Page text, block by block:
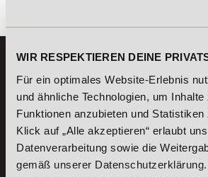
WIR RESPEKTIEREN DEINE
Für ein optimales Website-Erlebnis
und ähnliche Technologien, um Inhalte
Funktionen anzubieten und Statistiken
Klick auf „Alle akzeptieren“ erlaubt
Datenverarbeitung sowie die
gemäß unserer
KONTAKT
07191 - 22986 - 0
+49 (0) 7191 9513203
DeLSt GmbH - Deutsches eLearning
Willy-Brandt-Platz 2
71522Backnang